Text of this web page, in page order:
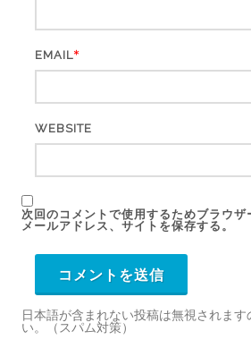
EMAIL*
WEBSITE
次回のコメントで使用するためブラウザ
メールアドレス、サイトを保存する。
日本語が含まれない投稿は無視されます
い。（スパム対策）